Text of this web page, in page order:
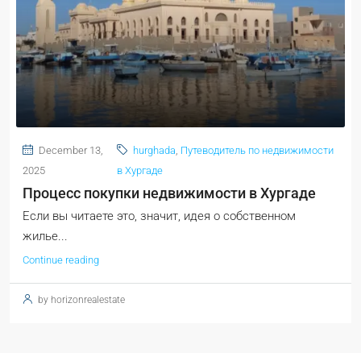
December 13,
2025
hurghada Путеводитель по недвижимости
в Хургаде
Процесс покупки недвижимости в Хургаде
Если вы читаете это, значит, идея о собственном
жилье...
Continue reading
by horizonrealestate